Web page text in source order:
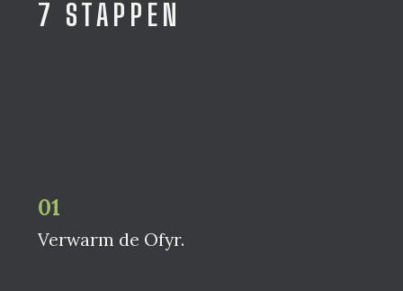
7 STAPPEN
01
Verwarm de Ofyr.